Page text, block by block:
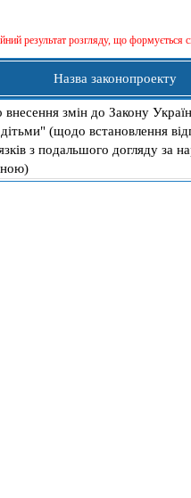
результат розгляду, що формується
Назва законопроекту
змін до Закону
(щодо встановлення
з подальшого догляду за